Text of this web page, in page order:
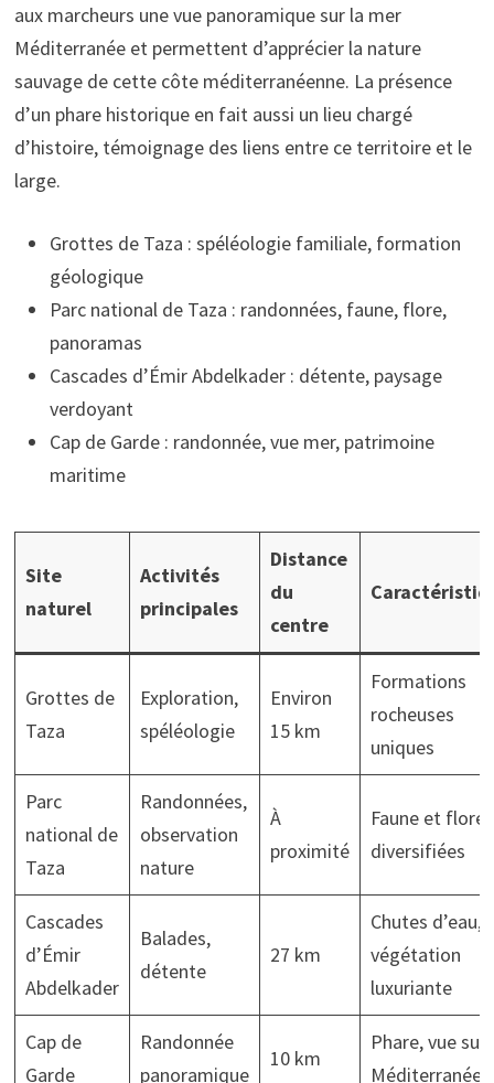
aux marcheurs une vue panoramique sur la mer
Méditerranée et permettent d’apprécier la nature
sauvage de cette côte méditerranéenne. La présence
d’un phare historique en fait aussi un lieu chargé
d’histoire, témoignage des liens entre ce territoire et le
large.
Grottes de Taza : spéléologie familiale, formation
géologique
Parc national de Taza : randonnées, faune, flore,
panoramas
Cascades d’Émir Abdelkader : détente, paysage
verdoyant
Cap de Garde : randonnée, vue mer, patrimoine
maritime
Site
naturel
Activités
principales
Distance
du
centre
Grottes de
Taza
Exploration,
spéléologie
Environ
15 km
Formations
rocheuses
uniques
Parc
national de
Taza
Randonnées,
observation
nature
À
proximité
Faune et flore
diversifiées
Cascades
d’Émir
Abdelkader
Balades,
détente
27 km
Chutes d’eau,
végétation
luxuriante
Cap de
Garde
Randonnée
panoramique
10 km
Phare, vue sur
Méditerranée